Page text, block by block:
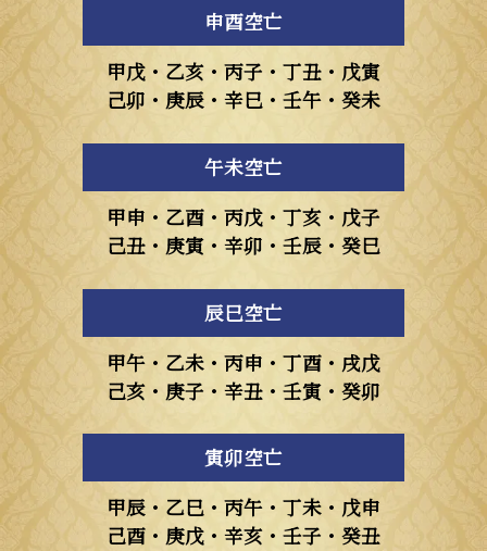
申酉空亡
甲戊・乙亥・丙子・丁丑・戊寅
己卯・庚辰・辛巳・壬午・癸未
午未空亡
甲申・乙酉・丙戊・丁亥・戊子
己丑・庚寅・辛卯・壬辰・癸巳
辰巳空亡
甲午・乙未・丙申・丁酉・戌戊
己亥・庚子・辛丑・壬寅・癸卯
寅卯空亡
甲辰・乙巳・丙午・丁未・戊申
己酉・庚戊・辛亥・壬子・癸丑